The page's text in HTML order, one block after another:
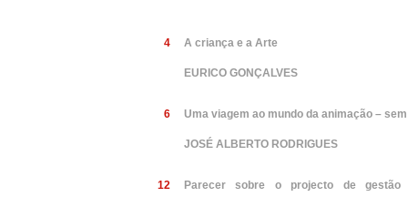
4 A criança e a Arte
EURICO GONÇALVES
6 Uma viagem ao mundo da animação –
JOSÉ ALBERTO RODRIGUES
12
Parecer sobre o projecto de